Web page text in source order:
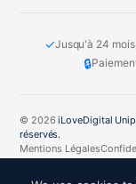
✓Jusqu'à 24
🔒
© 2026iLoveDigital
réservés.
Mentions Légales